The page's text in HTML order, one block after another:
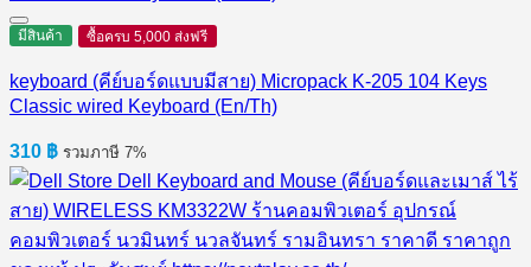
มีสินค้า ซื้อครบ 5,000 ส่งฟรี
keyboard (คีย์บอร์ดแบบมีสาย) Micropack K-205 104 Keys
Classic wired Keyboard (En/Th)
310 ฿ รวมภาษี 7%